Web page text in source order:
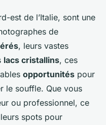
spots
de
Dolomites,
de lecture
est de l’Italie, sont une
de
, leurs vastes
lacs cristallins, ces
opportunités pour
le souffle. Que vous
ou professionnel, ce
spots pour